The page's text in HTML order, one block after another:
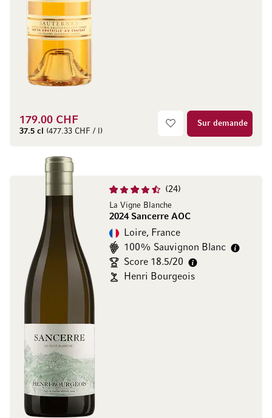
179.00 CHF
37.5 cl (477.33 CHF / l)
Sur demande
24
La Vigne Blanche
2024 Sancerre AOC
Loire, France
100% Sauvignon Blanc
Score 18.5/20
Henri Bourgeois